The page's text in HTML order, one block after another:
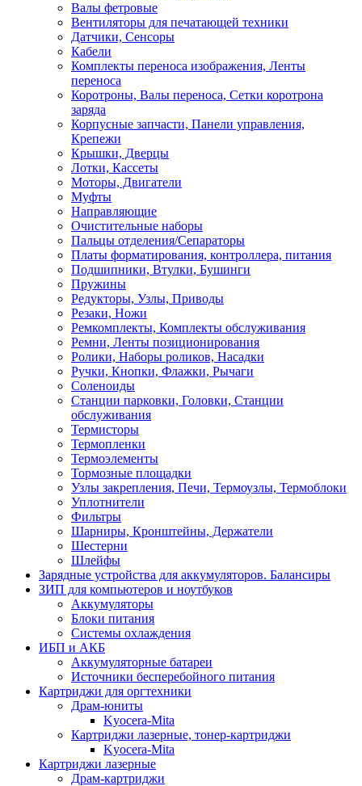
Валы фетровые
Вентиляторы для печатающей техники
Датчики, Сенсоры
Кабели
Комплекты переноса изображения, Ленты
переноса
Коротроны, Валы переноса, Сетки коротрона
заряда
Корпусные запчасти, Панели управления,
Крепежи
Крышки, Дверцы
Лотки, Кассеты
Моторы, Двигатели
Муфты
Направляющие
Очистительные наборы
Пальцы отделения/Сепараторы
Платы форматирования, контроллера, питания
Подшипники, Втулки, Бушинги
Пружины
Редукторы, Узлы, Приводы
Резаки, Ножи
Ремкомплекты, Комплекты обслуживания
Ремни, Ленты позиционирования
Ролики, Наборы роликов, Насадки
Ручки, Кнопки, Флажки, Рычаги
Соленоиды
Станции парковки, Головки, Станции
обслуживания
Термисторы
Термопленки
Термоэлементы
Тормозные площадки
Узлы закрепления, Печи, Термоузлы, Термоблоки
Уплотнители
Фильтры
Шарниры, Кронштейны, Держатели
Шестерни
Шлейфы
Зарядные устройства для аккумуляторов. Балансиры
ЗИП для компьютеров и ноутбуков
Аккумуляторы
Блоки питания
Системы охлаждения
ИБП и АКБ
Аккумуляторные батареи
Источники бесперебойного питания
Картриджи для оргтехники
Драм-юниты
Kyocera-Mita
Картриджи лазерные, тонер-картриджи
Kyocera-Mita
Картриджи лазерные
Драм-картриджи